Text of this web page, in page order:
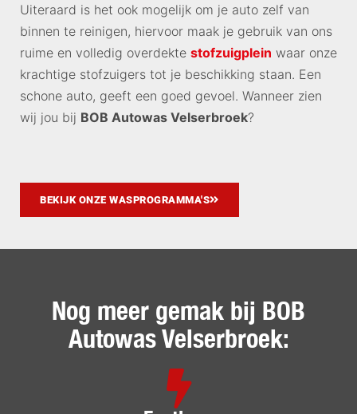
Uiteraard is het ook mogelijk om je auto zelf van
binnen te reinigen, hiervoor maak je gebruik van ons
ruime en volledig overdekte stofzuigplein waar onze
krachtige stofzuigers tot je beschikking staan. Een
schone auto, geeft een goed gevoel. Wanneer zien
wij jou bij BOB Autowas Velserbroek?
BEKIJK ONZE WASPROGRAMMA'S
Nog meer gemak bij BOB
Autowas Velserbroek: